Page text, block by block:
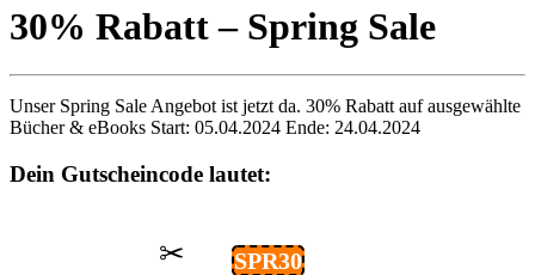
30% Rabatt – Spring Sale
Unser Spring Sale Angebot ist jetzt da. 30% Rabatt auf ausgewählte
Bücher & eBooks Start: 05.04.2024 Ende: 24.04.2024
Dein Gutscheincode lautet:
✂ SPR30